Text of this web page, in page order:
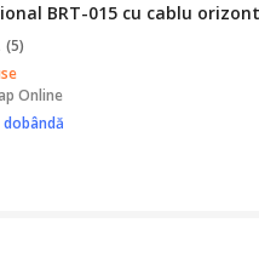
BRT-015 cu cablu
(5)
Online